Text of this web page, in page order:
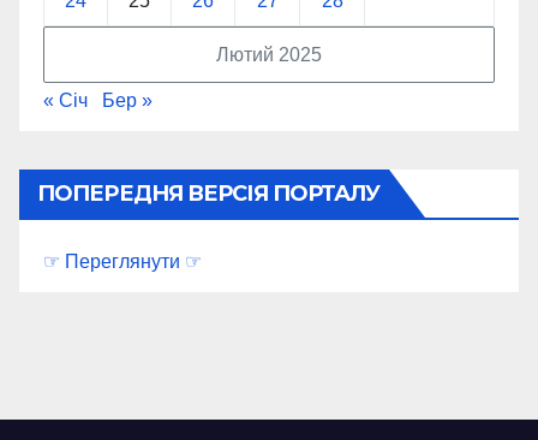
Лютий 2025
« Січ Бер »
ПОПЕРЕДНЯ ВЕРСІЯ ПОРТАЛУ
☞ Переглянути ☞